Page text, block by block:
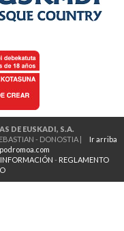
DE EUSKADI, S.A.
Ir arriba
- DONOSTIA |
- REGLAMENTO